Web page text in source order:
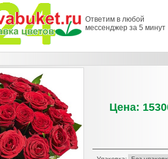
Ответим в любой
мессенджер за 5 минут
Цена: